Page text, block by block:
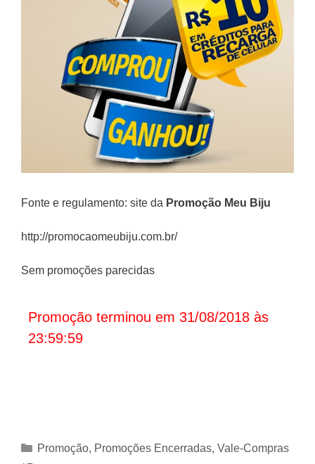
Fonte e regulamento: site da Promoção Meu Biju
http://promocaomeubiju.com.br/
Sem promoções parecidas
Promoção terminou em 31/08/2018 às
23:59:59
Categorias
Promoção, Promoções Encerradas, Vale-Compras